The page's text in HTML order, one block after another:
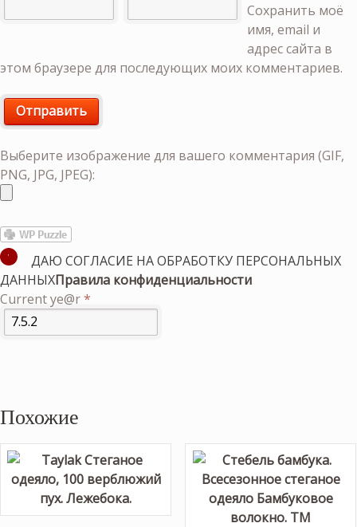
Сохранить моё
имя, email и
адрес сайта в
этом браузере для последующих моих комментариев.
Выберите изображение для вашего комментария (GIF,
PNG, JPG, JPEG):
ДАЮ СОГЛАСИЕ НА ОБРАБОТКУ ПЕРСОНАЛЬНЫХ
ДАННЫХПравила конфиденциальности
Current ye@r*
Похожие